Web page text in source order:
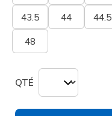
43.5 44 44.5
48
QTÉ